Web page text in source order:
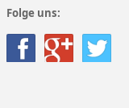
Folge uns: